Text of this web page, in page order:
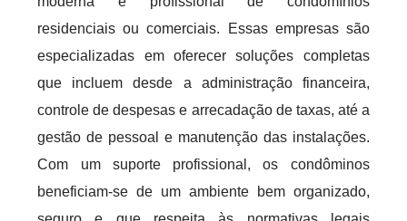
residenciais ou comerciais. Essas empresas são
especializadas em oferecer soluções completas
que incluem desde a administração financeira,
controle de despesas e arrecadação de taxas, até a
gestão de pessoal e manutenção das instalações.
Com um suporte profissional, os condôminos
beneficiam-se de um ambiente bem organizado,